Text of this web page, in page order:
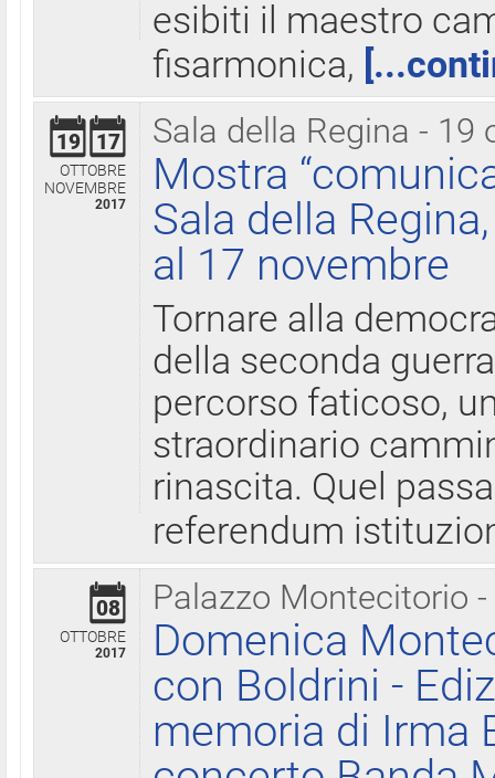
esibiti il maestro
fisarmonica,
Sala della Regina - 19
19 17
OTTOBRE
NOVEMBRE
2017
Mostra
Sala della
al 17 novembre
Tornare alla
della seconda
percorso faticoso,
straordinario
rinascita. Quel
referendum
Palazzo Montecitorio
08
OTTOBRE
2017
Domenica
con Boldrini -
memoria di Irma